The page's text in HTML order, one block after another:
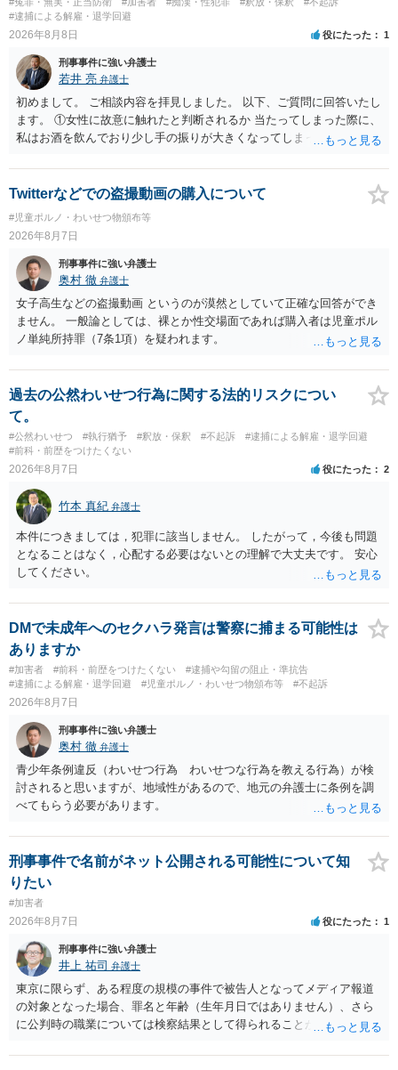
#逮捕による解雇・退学回避
2026年8月8日 役にたった 1
刑事事件に強い弁護士
若井 亮 弁護士
初めまして。 ご相談内容を拝見しました。 以下、ご質問に回答いたし
ます。 ①女性に故意に触れたと判断されるか 当たってしまった際に、
私はお酒を飲んでおり少し手の振りが大きくなってしまっていたこと
いた場合、故意だと判定されやすいのでしょうか？ お伺いする限り、
故意があると判断されることは無いかと思います。 ②逮捕、呼び出し
捕、呼び出しされる可能性はどれほどでしょうか？ 誤って当たってし
まっただけであり、さらにその場で女性等のアクションが無かったこ
とからすると、この後に呼び出される可能性は極めて低いと思いま
す。 ③逮捕呼び出しまでの期間 大体どれほどの期間逮捕呼び出しの可
能性があると考えれば良いのでしょうか？ 逮捕や呼び出しの可能性は
極めて低いと思います。 連絡が来ることはないでしょう。
Twitterなどでの盗撮動画の購入について
#児童ポルノ・わいせつ物頒布等
2026年8月7日
刑事事件に強い弁護士
奥村 徹 弁護士
女子高生などの盗撮動画 というのが漠然としていて正確な回答ができ
ません。 一般論としては、裸とか性交場面であれば購入者は児童ポル
ノ単純所持罪（7条1項）を疑われます。
過去の公然わいせつ行為に関する法的リスクについ
て。
#公然わいせつ #執行猶予 #釈放・保釈 #不起訴
#逮捕による解雇・退学回避
#前科・前歴をつけたくない
2026年8月7日 役にたった 2
竹本 真紀 弁護士
本件につきましては，犯罪に該当しません。 したがって，今後も問題
となることはなく，心配する必要はないとの理解で大丈夫です。 安心
してください。
DMで未成年へのセクハラ発言は警察に捕まる可能性は
ありますか
#加害者 #前科・前歴をつけたくない
#逮捕や勾留の阻止・準抗告
#逮捕による解雇・退学回避
#児童ポルノ・わいせつ物頒布等 #不起訴
2026年8月7日
刑事事件に強い弁護士
奥村 徹 弁護士
青少年条例違反（わいせつ行為 わいせつな行為を教える行為）が検
討されると思いますが、地域性があるので、地元の弁護士に条例を調
べてもらう必要があります。
刑事事件で名前がネット公開される可能性について知
りたい
#加害者
2026年8月7日 役にたった 1
刑事事件に強い弁護士
井上 祐司 弁護士
東京に限らず、ある程度の規模の事件で被告人となってメディア報道
の対象となった場合、罪名と年齢（生年月日ではありません）、さら
に公判時の職業については検察結果として得られることが通常です。